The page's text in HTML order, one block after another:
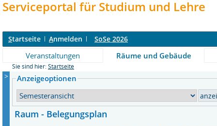
Serviceportal für Studium und Lehre
Startseite Anmelden SoSe 2026
Veranstaltungen Räume und Gebäude
Sie sind hier: Startseite
> Anzeigeoptionen
Raum - Belegungsplan